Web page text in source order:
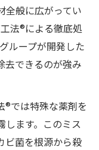
全般に広がってい
法®による徹底処
ループが開発した
去できるのが強み
®では特殊な薬剤を
します。このミス
ビ菌を根源から殺